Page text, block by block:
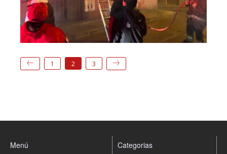
1 2 3
Menú
Categorias